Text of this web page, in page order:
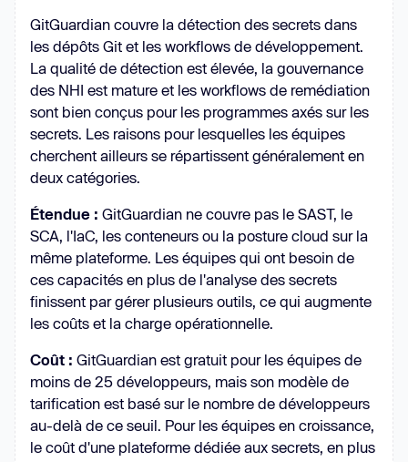
GitGuardian couvre la détection des secrets dans
les dépôts Git et les workflows de développement.
La qualité de détection est élevée, la gouvernance
des NHI est mature et les workflows de remédiation
sont bien conçus pour les programmes axés sur les
secrets. Les raisons pour lesquelles les équipes
cherchent ailleurs se répartissent généralement en
deux catégories.
Étendue : GitGuardian ne couvre pas le SAST, le
SCA, l'IaC, les conteneurs ou la posture cloud sur la
même plateforme. Les équipes qui ont besoin de
ces capacités en plus de l'analyse des secrets
finissent par gérer plusieurs outils, ce qui augmente
les coûts et la charge opérationnelle.
Coût : GitGuardian est gratuit pour les équipes de
moins de 25 développeurs, mais son modèle de
tarification est basé sur le nombre de développeurs
au-delà de ce seuil. Pour les équipes en croissance,
le coût d'une plateforme dédiée aux secrets, en plus